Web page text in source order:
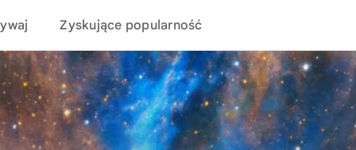
Zyskujące popularność